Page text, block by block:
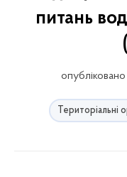
питань